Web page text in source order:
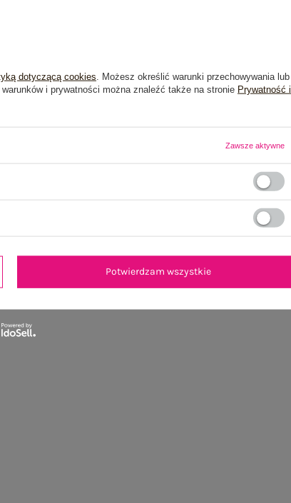
dotyczącą cookies . Możesz określić warunki przechowywania lub
i prywatności można znaleźć także na stronie Prywatność i
Zawsze aktywne
Potwierdzam wszystkie